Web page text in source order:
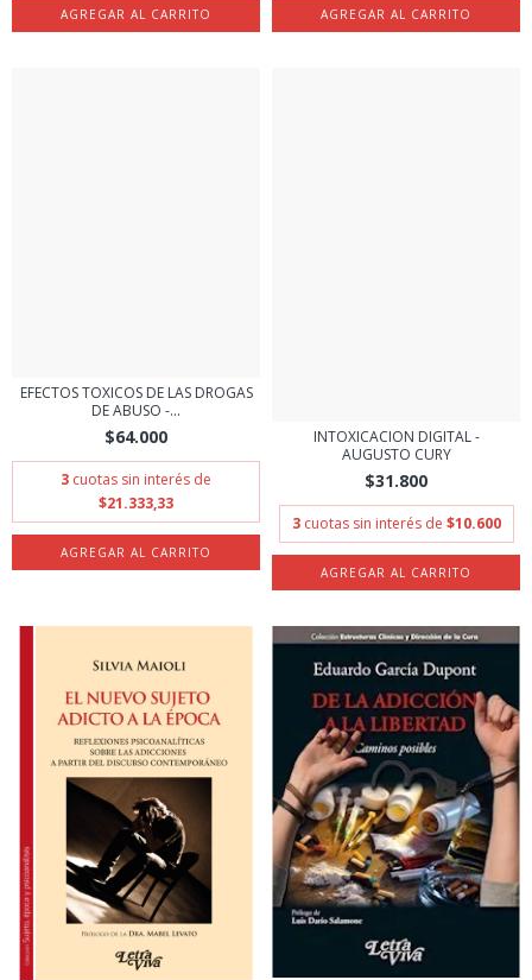
EFECTOS TOXICOS DE LAS DROGAS
DE ABUSO -...
$64.000
3 cuotas sin interés de
$21.333,33
INTOXICACION DIGITAL -
AUGUSTO CURY
$31.800
3 cuotas sin interés de $10.600